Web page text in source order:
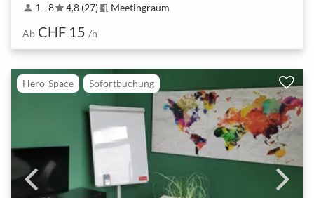
person 1 - 8star4,8 (27) meeting_room Meetingraum
Ab CHF 15 /h
Hero-Space Sofortbuchung